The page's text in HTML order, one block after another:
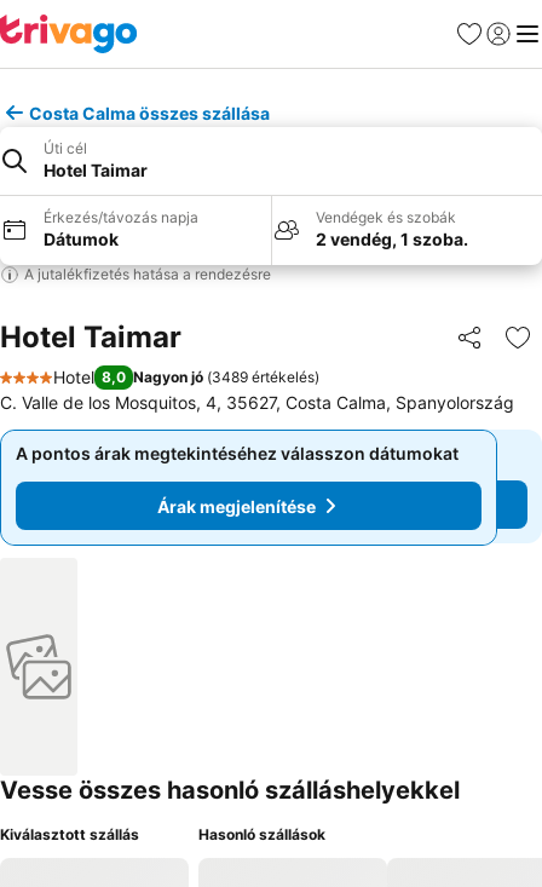
Kedvencek
Costa Calma összes szállása
Úti cél
Hotel Taimar
Érkezés/távozás napja
Dátumok
Vendégek és szobák
2 vendég, 1 szoba.
A jutalékfizetés hatása a rendezésre
Hotel Taimar
4 Kategória
Hotel 8,0 Nagyon jó (3489 értékelés)
C. Valle de los Mosquitos, 4, 35627, Costa Calma, Spanyolország
A pontos árak megtekintéséhez válasszon dátumokat
Árak megjelenítése
A pontos árak megtekintéséhez válasszon dátumokat
Árak megjelenítése
Vesse összes hasonló szálláshelyekkel
Kiválasztott szállás Hasonló szállások